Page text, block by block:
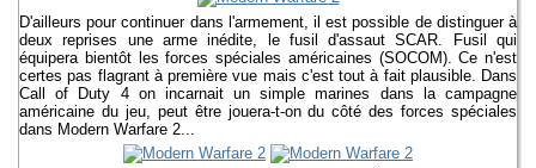
D'ailleurs pour continuer dans l'armement, il est possible de distinguer à
deux reprises une arme inédite, le fusil d'assaut SCAR. Fusil qui
équipera bientôt les forces spéciales américaines (SOCOM). Ce n'est
certes pas flagrant à première vue mais c'est tout à fait plausible. Dans
Call of Duty 4 on incarnait un simple marines dans la campagne
américaine du jeu, peut être jouera-t-on du côté des forces spéciales
dans Modern Warfare 2...